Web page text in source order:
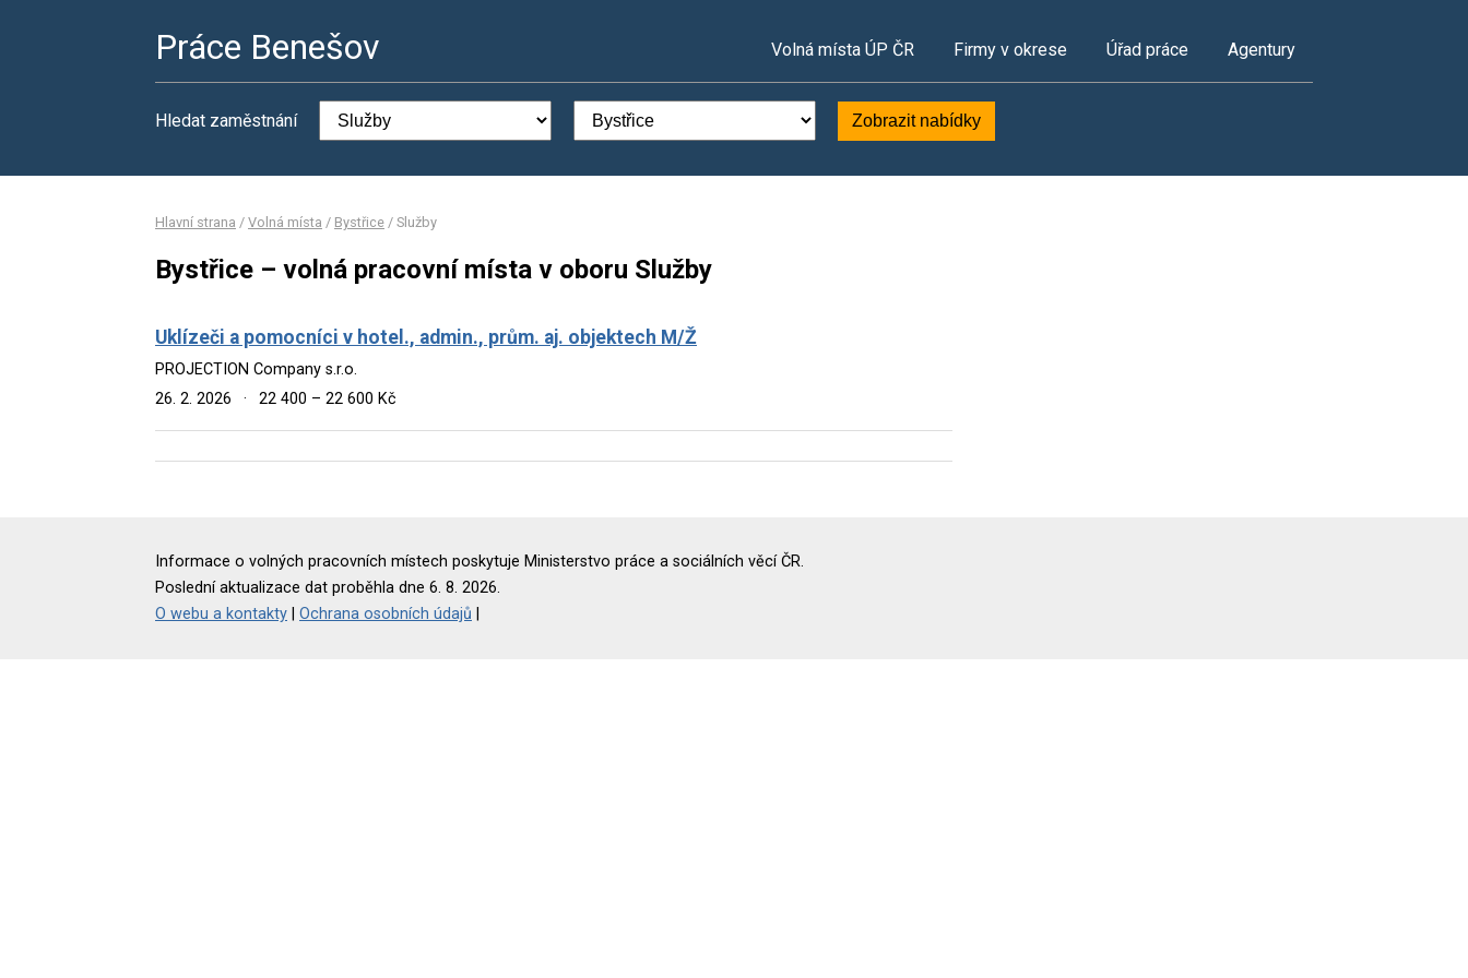
Práce Benešov Volná místa ÚP ČR Firmy v okrese Úřad práce Agentury
Hledat zaměstnání Zobrazit nabídky
Hlavní strana / Volná místa / Bystřice / Služby
Bystřice – volná pracovní místa v oboru Služby
Uklízeči a pomocníci v hotel., admin., prům. aj. objektech M/Ž
PROJECTION Company s.r.o.
26. 2. 2026
· 22 400 – 22 600 Kč
Informace o volných pracovních místech poskytuje Ministerstvo práce a sociálních věcí ČR.
Poslední aktualizace dat proběhla dne 6. 8. 2026.
O webu a kontakty
Ochrana osobních údajů